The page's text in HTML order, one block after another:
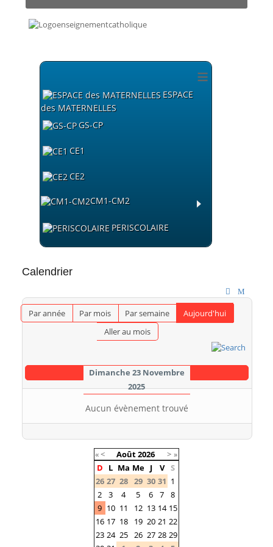
≡
ESPACE
des MATERNELLES
GS-CP
CE1
CE2
CM1-CM2
PERISCOLAIRE
Calendrier
Par année Par mois Par semaine
Aujourd'hui
Aller au mois
Dimanche 23 Novembre
2025
Aucun évènement trouvé
«< Août2026 > »
D
L Ma Me J V S
26 27 28 29 30 31 1
2
3 4 5 6 7
8
9 10 11 12 13 14 15
16 17 18 19 20 21 22
23 24 25 26 27 28 29